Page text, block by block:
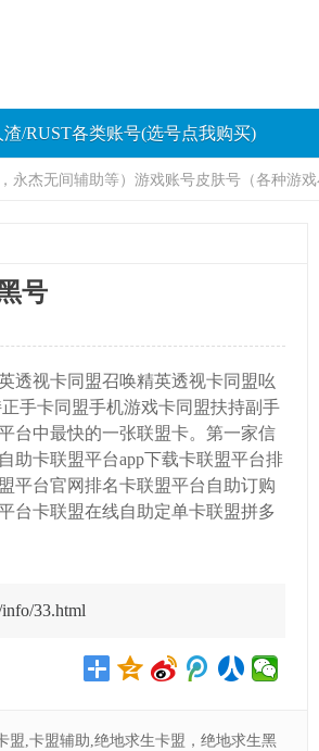
/RUST各类账号(选号点我购买)
杰无间辅助等）游戏账号皮肤号（各种游戏
号
透视卡同盟召唤精英透视卡同盟吆
手卡同盟手机游戏卡同盟扶持副手
台中最快的一张联盟卡。第一家信
助卡联盟平台app下载卡联盟平台排
平台官网排名卡联盟平台自助订购
台卡联盟在线自助定单卡联盟拼多
33.html
盟,卡盟辅助,绝地求生卡盟，绝地求生黑